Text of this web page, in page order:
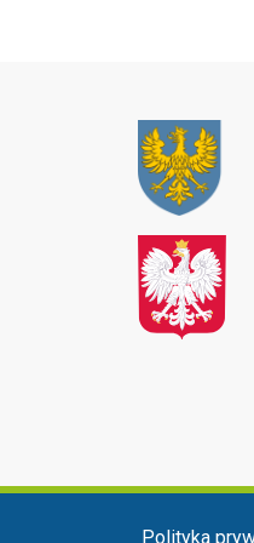
Polityka